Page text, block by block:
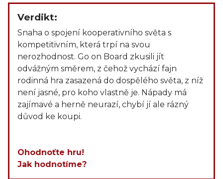
Verdikt:
Snaha o spojení kooperativního světa s
kompetitivním, která trpí na svou
nerozhodnost. Go on Board zkusili jít
odvážným směrem, z čehož vychází fajn
rodinná hra zasazená do dospělého světa, z níž
není jasné, pro koho vlastně je. Nápady má
zajímavé a herně neurazí, chybí jí ale rázný
důvod ke koupi.
Ohodnoťte hru!
Jak hodnotíme?